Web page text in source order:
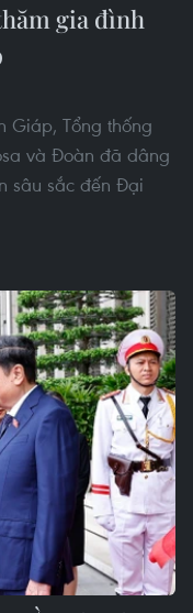
gia đình
Giáp, Tổng thống
và Đoàn đã dâng
sâu sắc đến Đại